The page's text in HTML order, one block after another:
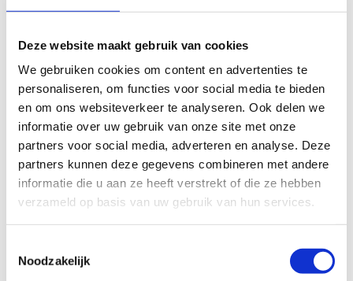
Deze website maakt gebruik van cookies
We gebruiken cookies om content en advertenties te
personaliseren, om functies voor social media te bieden
en om ons websiteverkeer te analyseren. Ook delen we
informatie over uw gebruik van onze site met onze
partners voor social media, adverteren en analyse. Deze
partners kunnen deze gegevens combineren met andere
informatie die u aan ze heeft verstrekt of die ze hebben
verzameld op basis van uw gebruik van hun services.
Noodzakelijk
Lincoln SSV verdeler 8
uitgangen staal + sensor
In winkelwagen
SSV verdeler 6 uigangen
staal + sensor